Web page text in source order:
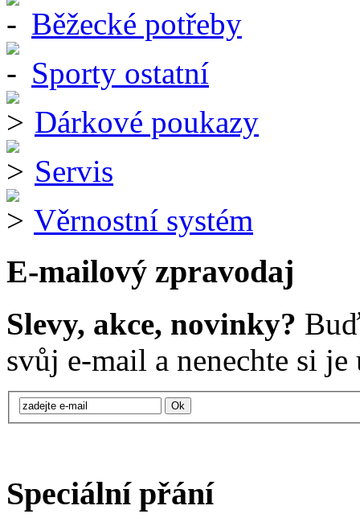
Běžecké potřeby
Sporty ostatní
Dárkové poukazy
Servis
Věrnostní systém
E-mailový zpravodaj
Slevy, akce, novinky?
svůj e-mail a nenechte si
Speciální přání